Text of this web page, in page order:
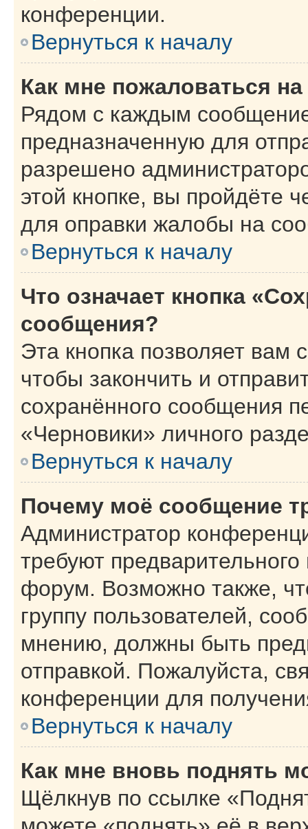
конференции.
Вернуться к началу
Как мне пожаловаться
Рядом с каждым
предназначенную для
разрешено
этой кнопке, вы пройдёте
для оправки жалобы на
Вернуться к началу
Что означает кнопка
сообщения?
Эта кнопка позволяет вам
чтобы закончить и
сохранённого сообщения
«Черновики» личного
Вернуться к началу
Почему моё сообщение
Администратор
требуют
форум. Возможно также,
группу пользователей,
мнению, должны быть
отправкой. Пожалуйста,
конференции для
Вернуться к началу
Как мне вновь поднять
Щёлкнув по ссылке